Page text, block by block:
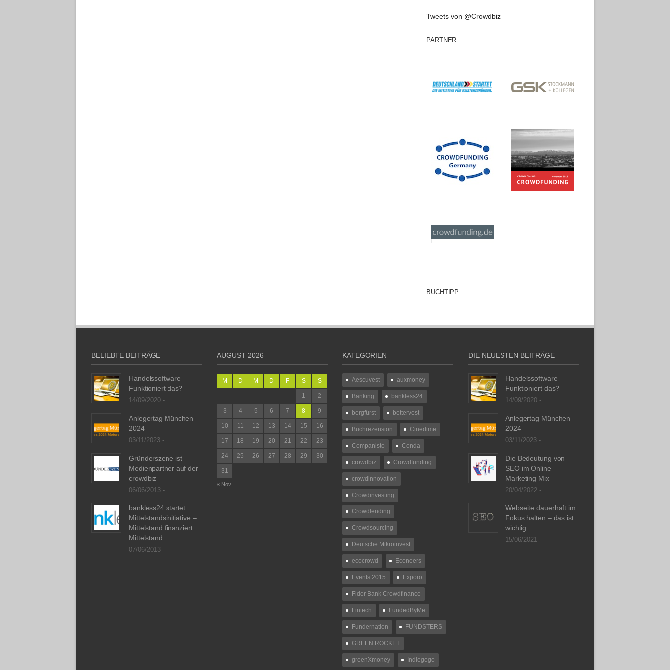
Tweets von @Crowdbiz
PARTNER
BUCHTIPP
BELIEBTE BEITRÄGE
Handelssoftware –
Funktioniert das?
14/09/2020 -
Anlegertag München
2024
03/11/2023 -
Gründerszene ist
Medienpartner auf der
crowdbiz
06/06/2013 -
bankless24 startet
Mittelstandsinitiative –
Mittelstand finanziert
Mittelstand
07/06/2013 -
AUGUST 2026
M D M D F S S
1 2
3 4 5 6 7 8 9
10 11 12 13 14 15 16
17 18 19 20 21 22 23
24 25 26 27 28 29 30
31
« Nov.
KATEGORIEN
Aescuvest auxmoney
Banking bankless24
bergfürst bettervest
Buchrezension Cinedime
Companisto Conda
crowdbiz Crowdfunding
crowdinnovation
Crowdinvesting
Crowdlending
Crowdsourcing
Deutsche Mikroinvest
ecocrowd Econeers
Events 2015 Exporo
Fidor Bank Crowdfinance
Fintech FundedByMe
Fundernation FUNDSTERS
GREEN ROCKET
greenXmoney Indiegogo
DIE NEUESTEN BEITRÄGE
Handelssoftware –
Funktioniert das?
14/09/2020 -
Anlegertag München
2024
03/11/2023 -
Die Bedeutung von
SEO im Online
Marketing Mix
20/04/2022 -
Webseite dauerhaft im
Fokus halten – das ist
wichtig
15/06/2021 -